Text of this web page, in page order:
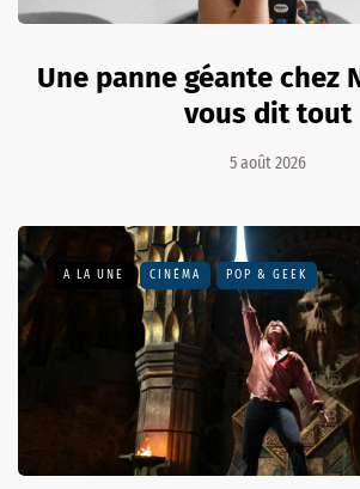
Une panne géante chez
vous dit tout
5 août 2026
A LA UNE CINÉMA POP & GEEK